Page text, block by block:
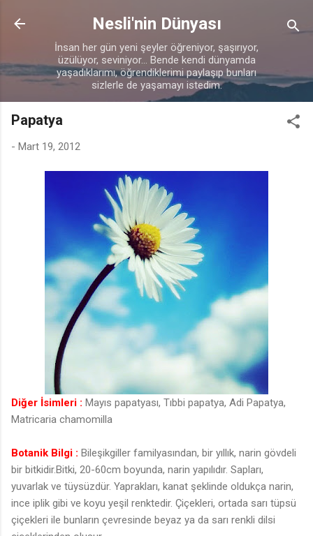
Ana içeriğe atla
Nesli'nin Dünyası
İnsan her gün yeni şeyler öğreniyor, şaşırıyor,
üzülüyor, seviniyor... Bende kendi dünyamda
yaşadıklarımı, öğrendiklerimi paylaşıp bunları
sizlerle de yaşamayı istedim.
Papatya
- Mart 19, 2012
Diğer İsimleri : Mayıs papatyası, Tıbbi papatya, Adi Papatya,
Matricaria chamomilla
Botanik Bilgi : Bileşikgiller familyasından, bir yıllık, narin gövdeli
bir bitkidir.Bitki, 20-60cm boyunda, narin yapılıdır. Sapları,
yuvarlak ve tüysüzdür. Yaprakları, kanat şeklinde oldukça narin,
ince iplik gibi ve koyu yeşil renktedir. Çiçekleri, ortada sarı tüpsü
çiçekleri ile bunların çevresinde beyaz ya da sarı renkli dilsi